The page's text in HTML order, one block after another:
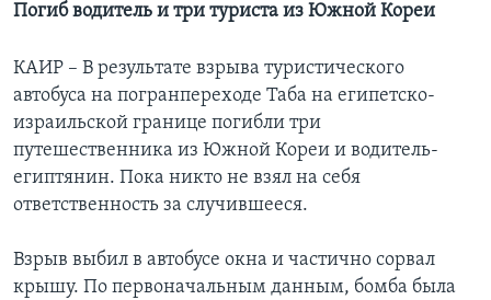
Погиб водитель и три туриста из Южной Кореи
КАИР – В результате взрыва туристического
автобуса на погранпереходе Таба на египетско-
израильской границе погибли три
путешественника из Южной Кореи и водитель-
египтянин. Пока никто не взял на себя
ответственность за случившееся.
Взрыв выбил в автобусе окна и частично сорвал
крышу. По первоначальным данным, бомба была